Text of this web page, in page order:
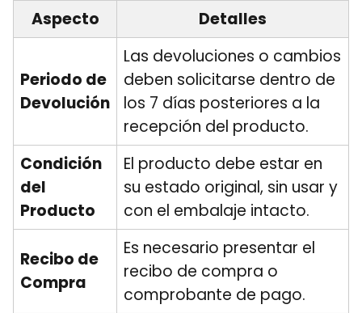
Aspecto
Detalles
Periodo de
Devolución
Las devoluciones o cambios
deben solicitarse dentro de
los 7 días posteriores a la
recepción del producto.
Condición
del
Producto
El producto debe estar en
su estado original, sin usar y
con el embalaje intacto.
Recibo de
Compra
Es necesario presentar el
recibo de compra o
comprobante de pago.